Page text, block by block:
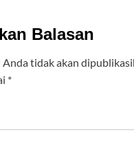
Balasan
tidak akan
*